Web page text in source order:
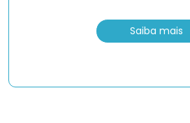
Saiba mais